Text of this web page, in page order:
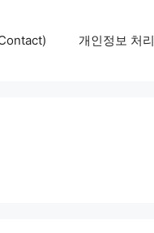
개인정보 처